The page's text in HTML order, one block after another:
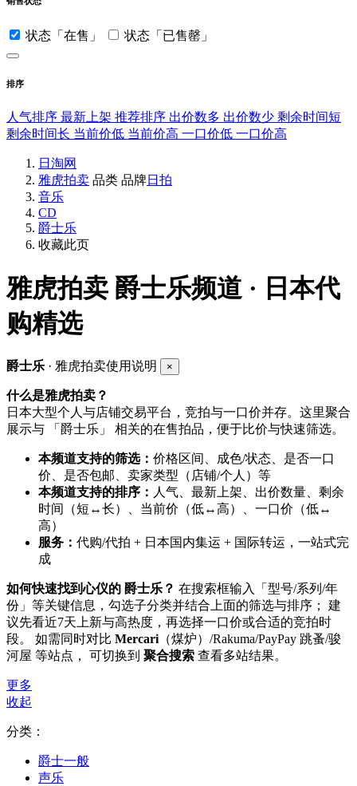
状态「在售」 状态「已售罄」
排序
人气排序 最新上架 推荐排序 出价数多 出价数少 剩余时间短
剩余时间长 当前价低 当前价高 一口价低 一口价高
日淘网
雅虎拍卖 品类 品牌日拍
音乐
CD
爵士乐
收藏此页
雅虎拍卖 爵士乐频道 · 日本代
购精选
爵士乐 · 雅虎拍卖使用说明 ×
什么是雅虎拍卖？
日本大型个人与店铺交易平台，竞拍与一口价并存。这里聚合
展示与 「爵士乐」 相关的在售拍品，便于比价与快速筛选。
本频道支持的筛选： 价格区间、成色/状态、是否一口
价、是否包邮、卖家类型（店铺/个人）等
本频道支持的排序： 人气、最新上架、出价数量、剩余
时间（短↔长）、当前价（低↔高）、一口价（低↔
高）
服务： 代购/代拍 + 日本国内集运 + 国际转运，一站式完
成
如何快速找到心仪的 爵士乐？ 在搜索框输入「型号/系列/年
份」等关键信息，勾选子分类并结合上面的筛选与排序； 建
议先看近7天上新与高热度，再选择一口价或合适的竞拍时
段。 如需同时对比 Mercari （煤炉）/Rakuma/PayPay 跳蚤/骏
河屋 等站点， 可切换到 聚合搜索 查看多站结果。
更多
收起
分类：
爵士一般
声乐